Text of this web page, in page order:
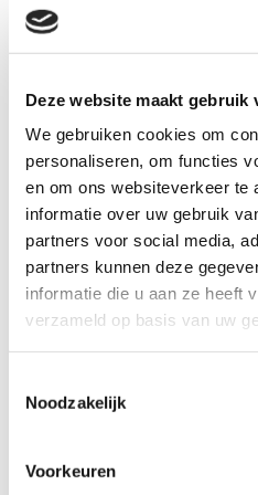
Deze website maakt gebruik
We gebruiken cookies om
personaliseren, om functies
en om ons websiteverkeer te
informatie over uw gebruik
partners voor social media,
partners kunnen deze
informatie die u aan ze heeft
verzameld op basis van uw
Noodzakelijk
Voorkeuren
raadplegen
Vergoedingen voor
worden sinds 2015
hebben een
en Vechtstreek (Hilversum,
Wijdemeren, Gooise
voeren een eigen beleid. U
gemeentewebsites kijken
voor vergoeding in
vergoed. Deze gesprekken